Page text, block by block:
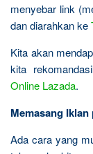
menyebar link
dan diarahkan ke
Kita akan
kita
Online Lazada.
Memasang
Ada cara yang